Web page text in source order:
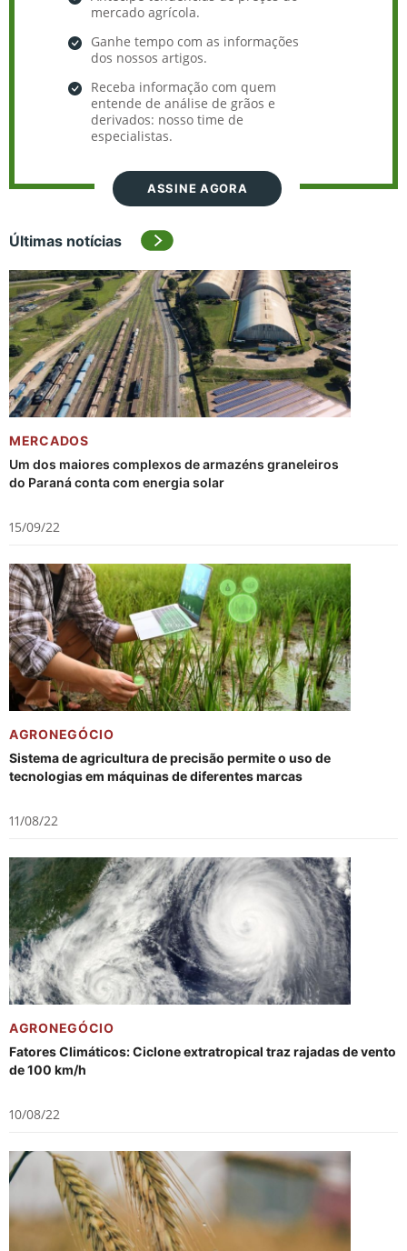
mercado agrícola.
Ganhe tempo com as informações
dos nossos artigos.
Receba informação com quem
entende de análise de grãos e
derivados: nosso time de
especialistas.
ASSINE AGORA
Últimas notícias
MERCADOS
Um dos maiores complexos de armazéns graneleiros
do Paraná conta com energia solar
15/09/22
AGRONEGÓCIO
Sistema de agricultura de precisão permite o uso de
tecnologias em máquinas de diferentes marcas
11/08/22
AGRONEGÓCIO
Fatores Climáticos: Ciclone extratropical traz rajadas de vento
de 100 km/h
10/08/22